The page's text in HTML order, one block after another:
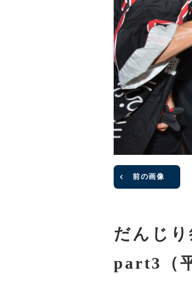
前の画像
だんじり
part3（